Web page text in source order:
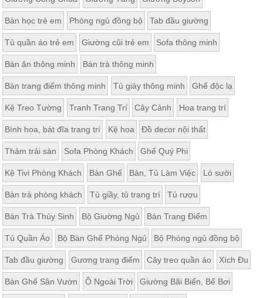
Bàn học trẻ em Phòng ngủ đồng bộ Tab đầu giường
Tủ quần áo trẻ em Giường cũi trẻ em Sofa thông minh
Bàn ăn thông minh Bàn trà thông minh
Bàn trang điểm thông minh Tủ giày thông minh Ghế độc lạ
Kệ Treo Tường Tranh Trang Trí Cây Cảnh Hoa trang trí
Bình hoa, bát đĩa trang trí Kệ hoa Đồ decor nội thất
Thảm trải sàn Sofa Phòng Khách Ghế Quý Phi
Kệ Tivi Phòng Khách Bàn Ghế Bàn, Tủ Làm Việc Lò sưởi
Bàn trà phòng khách Tủ giầy, tủ trang trí Tủ rượu
Bàn Trà Thủy Sinh Bộ Giường Ngủ Bàn Trang Điểm
Tủ Quần Áo Bộ Bàn Ghế Phòng Ngủ Bộ Phòng ngủ đồng bộ
Tab đầu giường Gương trang điểm Cây treo quần áo Xích Đu
Bàn Ghế Sân Vườn Ô Ngoài Trời Giường Bãi Biển, Bể Bơi